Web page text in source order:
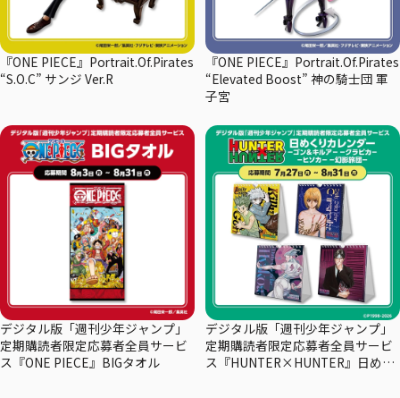
『ONE PIECE』Portrait.Of.Pirates
“S.O.C” サンジ Ver.R
『ONE PIECE』Portrait.Of.Pirates
“Elevated Boost” 神の騎士団 軍
子宮
デジタル版「週刊少年ジャンプ」
定期購読者限定応募者全員サービ
ス『ONE PIECE』BIGタオル
デジタル版「週刊少年ジャンプ」
定期購読者限定応募者全員サービ
ス『HUNTER×HUNTER』日めく